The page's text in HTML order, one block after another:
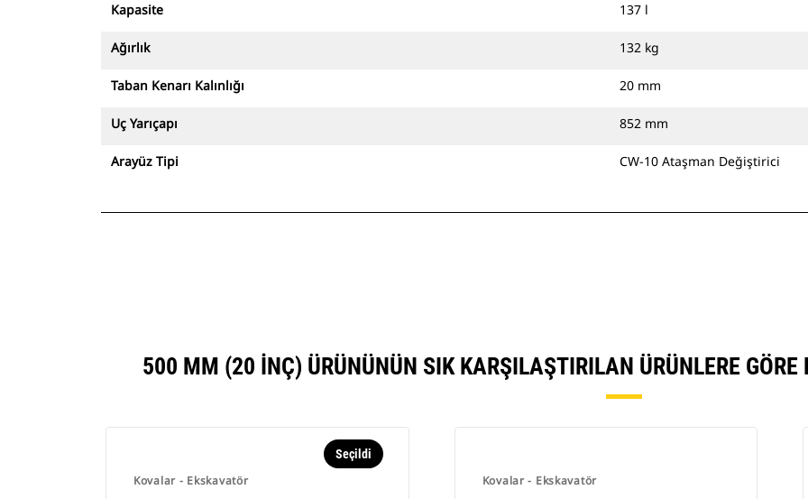
Kapasite 137 l
Ağırlık 132 kg
Taban Kenarı Kalınlığı 20 mm
Uç Yarıçapı 852 mm
Arayüz Tipi CW-10 Ataşman Değiştirici
500 MM (20 INÇ) ÜRÜNÜNÜN SIK KARŞILAŞTIRILAN ÜRÜNLERE GÖRE
Kovalar - Ekskavatör
Seçildi
Kovalar - Ekskavatör